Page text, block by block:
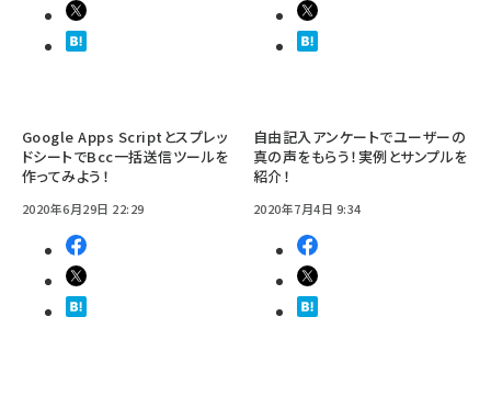
Google Apps Scriptとスプレッ
ドシートでBcc一括送信ツールを
作ってみよう！
2020年6月29日 22:29
自由記入アンケートでユーザーの
真の声をもらう！実例とサンプルを
紹介！
2020年7月4日 9:34